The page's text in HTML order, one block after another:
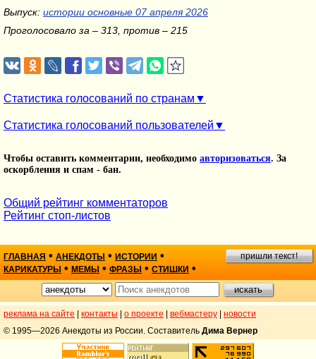
Выпуск: истории основные 07 апреля 2026
Проголосовало за – 313, против – 215
Статистика голосований по странам
Статистика голосований пользователей
Чтобы оставить комментарии, необходимо авторизоваться. За
оскорбления и спам - бан.
Общий рейтинг комментаторов
Рейтинг стоп-листов
ГЛАВНАЯ • АНЕКДОТЫ • ИСТОРИИ •
КАРИКАТУРЫ • МЕМЫ • ФРАЗЫ • СТИШКИ •
пришли текст!
реклама на сайте контакты о проекте вебмастеру
новости
© 1995—2026 Анекдоты из России. Составитель Дима Вернер